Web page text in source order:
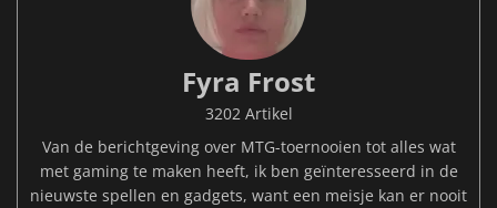
Fyra Frost
3202 Artikel
Van de berichtgeving over MTG-toernooien tot alles wat
met gaming te maken heeft, ik ben geïnteresseerd in de
nieuwste spellen en gadgets, want een meisje kan er nooit